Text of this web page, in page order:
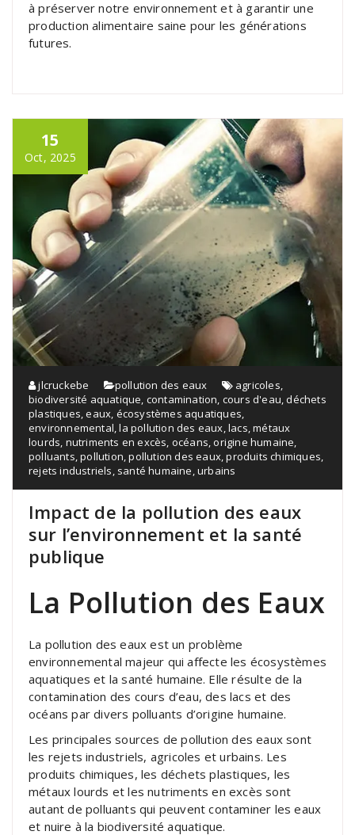
à préserver notre environnement et à garantir une
production alimentaire saine pour les générations
futures.
15
Oct, 2025
jlcruckebe pollution des eaux agricoles
biodiversité aquatique contamination cours d'eau ,déchets
plastiques ,eaux écosystèmes aquatiques
environnemental ,la pollution des eaux ,lacs ,métaux
lourds nutriments en excès océans ,origine humaine
polluants ,pollution ,pollution des eaux ,produits chimiques
rejets industriels santé humaine ,urbains
Impact de la pollution des eaux
sur l’environnement et la santé
publique
La Pollution des Eaux
La pollution des eaux est un problème
environnemental majeur qui affecte les écosystèmes
aquatiques et la santé humaine. Elle résulte de la
contamination des cours d’eau, des lacs et des
océans par divers polluants d’origine humaine.
Les principales sources de pollution des eaux sont
les rejets industriels, agricoles et urbains. Les
produits chimiques, les déchets plastiques, les
métaux lourds et les nutriments en excès sont
autant de polluants qui peuvent contaminer les eaux
et nuire à la biodiversité aquatique.